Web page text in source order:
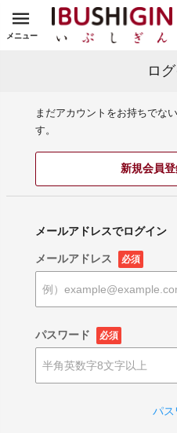
メニュー
ロ
まだアカウントをお持ちでな
す。
新規会員
メールアドレスでログイン
メールアドレス 必須
パスワード 必須
パ